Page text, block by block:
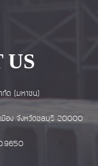
US
ด (มหาชน)
มือง จังหวัดชลบุรี 20000